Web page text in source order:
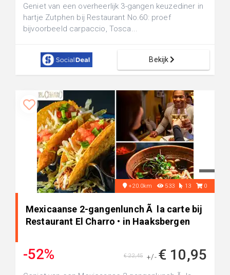
Geniet van een overheerlijk 3-gangen keuzediner in
hartje Zutphen bij Restaurant No.60: proef
bijvoorbeeld carpaccio, Tosca...
Bekijk
+20.0km 533 13 0
Mexicaanse 2-gangenlunch Ã la carte bij
Restaurant El Charro • in Haaksbergen
-52% +/- € 10,95
€ 22,45